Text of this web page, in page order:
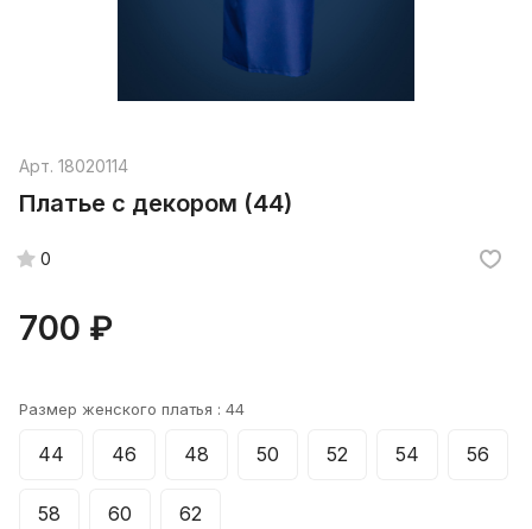
Арт. 18020114
Платье с декором (44)
0
700 ₽
Размер женского платья : 44
44 46 48 50 52 54 56
58 60 62